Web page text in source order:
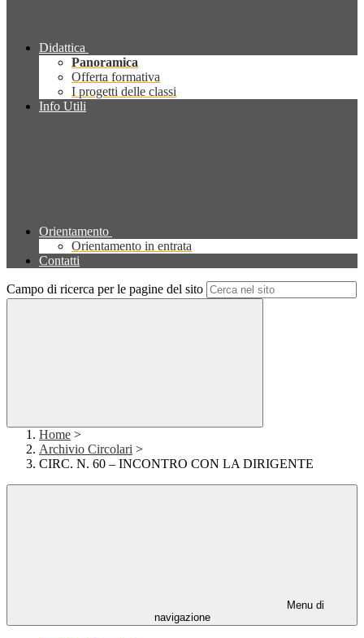
Didattica
Panoramica
Offerta formativa
I progetti delle classi
Info Utili
Orientamento
Orientamento in entrata
Contatti
Campo di ricerca per le pagine del sito
Home >
Archivio Circolari >
CIRC. N. 60 – INCONTRO CON LA DIRIGENTE
Menu di
navigazione